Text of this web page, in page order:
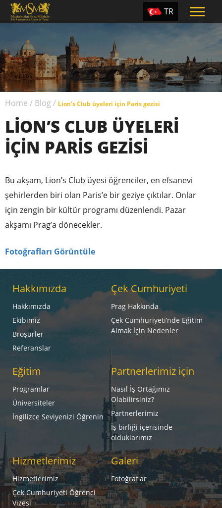
TR
PT
UA
RU
Home / Blog / Lion’s Club üyeleri için Paris gezisi
LION’S CLUB ÜYELERI
IÇIN PARIS GEZISI
Bu akşam, Lion’s Club üyesi öğrenciler, en efsanevi
şehirlerden biri olan Paris’e bir geziye çıktılar. Onlar
için zengin bir kültür programı düzenlendi. Pazar
akşamı Prag’a dönecekler.
Fotoğrafları Görüntüle
Hakkımızda
Hakkımızda
Ekibimiz
Broşürler
Referanslar
Çek Cumhuriyeti
Prag Hakkında
Çek Cumhuriyeti’nde Eğitim
Almak İçin Nedenler
Eğitim
Programlar
Üniversiteler
İngilizce Seviyenizi Öğrenin
Partnerlerimiz için
Nasıl İş Ortağımız
Olabilirsiniz?
Partnerlerimiz
İş birliği içerisinde
olduklarımız
Hizmetlerimiz
Hizmetlerimiz
Çek Cumhuriyeti Öğrenci
Vizesi
Galeri
Fotoğraflar